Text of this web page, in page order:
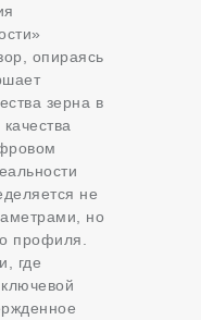
опираясь
зерна в
не
но
профиля.
где